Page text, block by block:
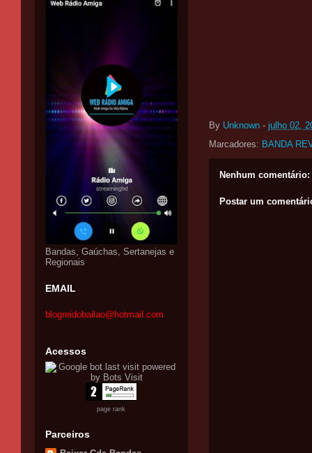
By Unknown - julho 02,
Marcadores: BANDA
Nenhum comentário:
Postar um
Bandas, Gaúchas, Sertanejas e
Regionais
EMAIL
blogreidobailao@hotmail.com
Acessos
page rank
Parceiros